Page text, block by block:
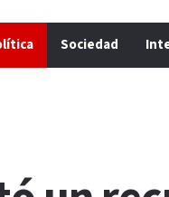
Sociedad